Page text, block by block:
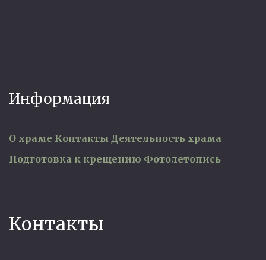
Информация
О храме Контакты Деятельность храма
Подготовка к крещению Фотолетопись
Контакты